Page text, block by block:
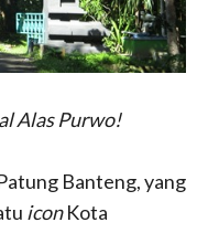
Alas Purwo!
Banteng, yang
iconKota